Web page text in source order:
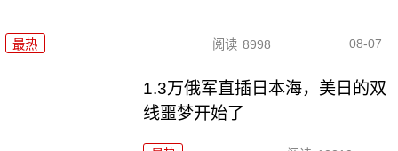
最热 阅读 8998 08-07
1.3万俄军直插日本海，美日的双
线噩梦开始了